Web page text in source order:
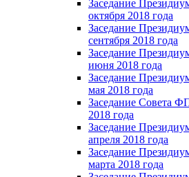
Заседание
октября 2018 года
Заседание
сентября 2018 года
Заседание
июня 2018 года
Заседание
мая 2018 года
Заседание Совета
2018 года
Заседание
апреля 2018 года
Заседание
марта 2018 года